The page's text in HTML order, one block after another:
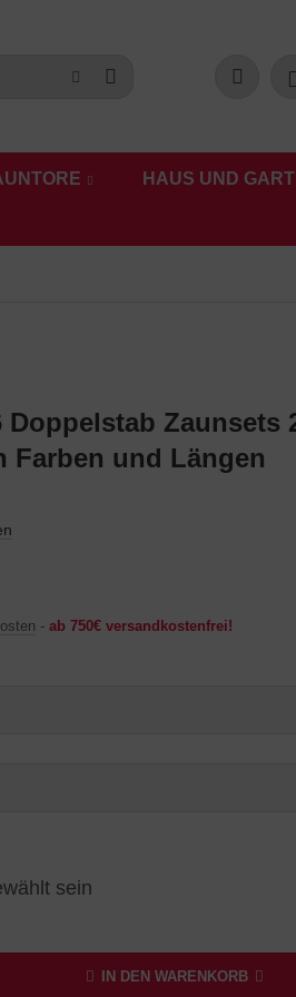
HAUS UND
Doppelstab Zaunsets
Farben und Längen
- ab 750€ versandkostenfrei!
sein
IN DEN WARENKORB